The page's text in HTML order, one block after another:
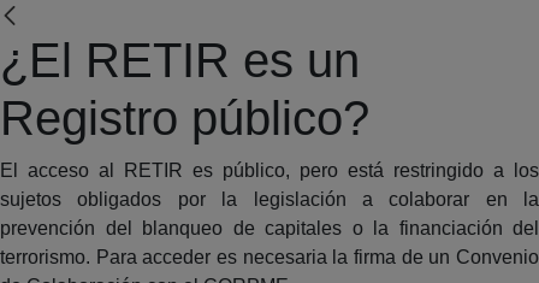
¿El RETIR es un
Registro público?
El acceso al RETIR es público, pero está restringido a los
sujetos obligados por la legislación a colaborar en la
prevención del blanqueo de capitales o la financiación del
terrorismo. Para acceder es necesaria la firma de un Convenio